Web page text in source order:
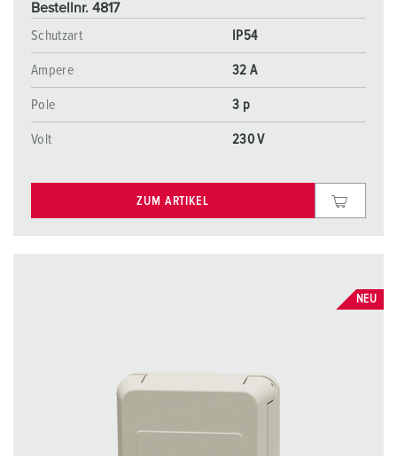
Bestellnr. 4817
Schutzart
IP54
Ampere 32 A
Pole 3 p
Volt 230 V
ZUM ARTIKEL
NEU